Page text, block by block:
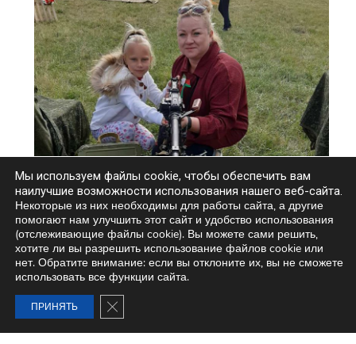
Мы используем файлы cookie, чтобы обеспечить вам
наилучшие возможности использования нашего веб-сайта.
Некоторые из них необходимы для работы сайта, а другие
помогают нам улучшить этот сайт и удобство использования
(отслеживающие файлы cookie). Вы можете сами решить,
хотите ли вы разрешить использование файлов cookie или
нет. Обратите внимание: если вы отклоните их, вы не сможете
использовать все функции сайта.
ПРИНЯТЬ ЗАКРЫТЬ БАННЕР COOKIE GDPR